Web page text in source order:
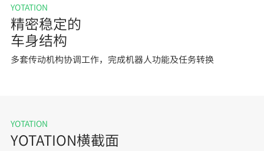
YOTATION
精密稳定的
车身结构
多套传动机构协调工作，完成机器人功能及任务转换
YOTATION
YOTATION横截面